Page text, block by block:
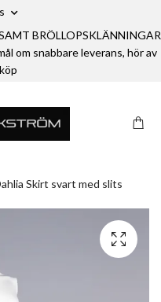
BRÖLLOPSKLÄNNINGAR
om snabbare leverans, hör av
Skirt svart med slits